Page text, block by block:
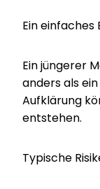
Ein einfaches
Ein jüngerer
anders als
Aufklärung
entstehen.
Typische